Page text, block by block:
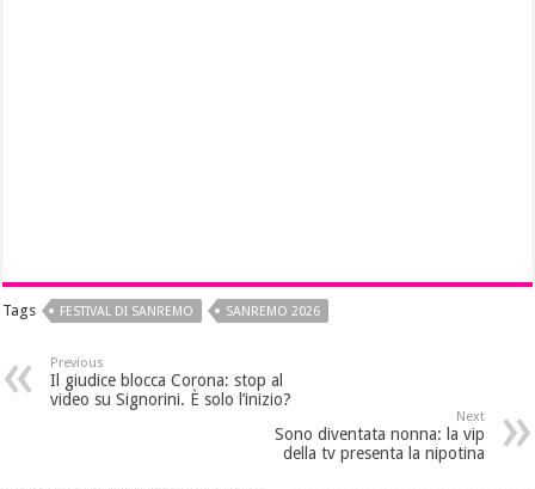
Tags FESTIVAL DI SANREMO SANREMO 2026
Previous
Il giudice blocca Corona: stop al
video su Signorini. È solo l’inizio?
Next
Sono diventata nonna: la vip
della tv presenta la nipotina